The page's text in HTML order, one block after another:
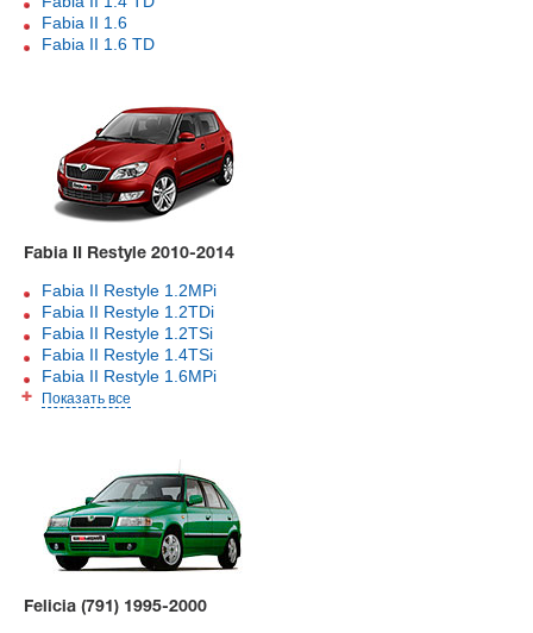
Fabia II 1.6
Fabia II 1.6 TD
Fabia II Restyle 2010-2014
Fabia II Restyle 1.2MPi
Fabia II Restyle 1.2TDi
Fabia II Restyle 1.2TSi
Fabia II Restyle 1.4TSi
Fabia II Restyle 1.6MPi
Показать все
Felicia (791) 1995-2000